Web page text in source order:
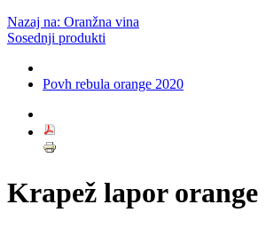
Nazaj na: Oranžna vina
Sosednji produkti
Povh rebula orange 2020
Krapež lapor orange